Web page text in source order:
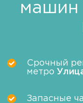
машин
Срочный
метро
Запасные